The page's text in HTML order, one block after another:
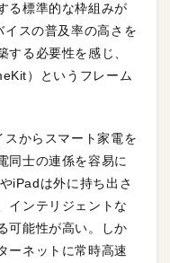
る標準的な枠組みが
スの普及率の高さを
る必要性を感じ、
）というフレーム
からスマート家電を
同士の連係を容易に
iPadは外に持ち出さ
インテリジェントな
可能性が高い。しか
ーネットに常時高速